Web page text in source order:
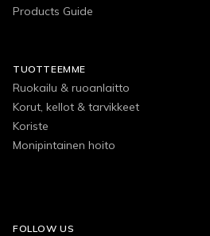
Products Guide
TUOTTEEMME
Ruokailu & ruoanlaitto
Korut, kellot & tarvikkeet
Koriste
Monipintainen hoito
FOLLOW US